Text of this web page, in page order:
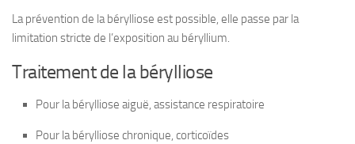
La prévention de la bérylliose est possible, elle passe par la
limitation stricte de l’exposition au béryllium.
Traitement de la bérylliose
Pour la bérylliose aiguë, assistance respiratoire
Pour la bérylliose chronique, corticoïdes